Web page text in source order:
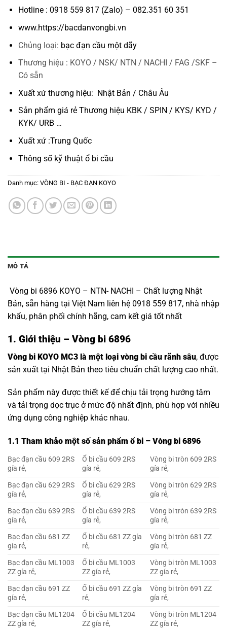
Hotline : 0918 559 817 (Zalo) – 082.351 60 351
www.https://bacdanvongbi.vn
Chủng loại: bạc đạn cầu một dãy
Thương hiệu : KOYO / NSK/ NTN / NACHI / FAG /SKF –
Có sẵn
Xuất xứ thương hiệu: Nhật Bản / Châu Âu
Sản phẩm giá rẻ Thương hiệu KBK / SPIN / KYS/ KYD /
KYK/ URB …
Xuất xứ :Trung Quốc
Thông số kỹ thuậtổ bi cầu
Danh mục: VÒNG BI - BẠC ĐẠN KOYO
MÔ TẢ
Vòng bi 6896 KOYO – NTN- NACHI – Chất lượng Nhật
Bản, sẵn hàng tại Việt Nam liên hệ 0918 559 817, nhà nhập
khẩu, phân phối chính hãng, cam kết giá tốt nhất
1. Giới thiệu – Vòng bi 6896
Vòng bi KOYO MC3 là một loại vòng bi cầu rãnh sâu, được
sản xuất tại Nhật Bản theo tiêu chuẩn chất lượng cao nhất.
Sản phẩm này được thiết kế để chịu tải trọng hướng tâm
và tải trọng dọc trục ở mức độ nhất định, phù hợp với nhiều
ứng dụng công nghiệp khác nhau.
1.1 Tham khảo một số sản phẩm ổ bi – Vòng bi 6896
Bạc đạn cầu 609 2RS
gía rẻ,
Ổ bi cầu 609 2RS
gía rẻ,
Vòng bi tròn 609 2RS
gía rẻ,
Bạc đạn cầu 629 2RS
gía rẻ,
Ổ bi cầu 629 2RS
gía rẻ,
Vòng bi tròn 629 2RS
gía rẻ,
Bạc đạn cầu 639 2RS
gía rẻ,
Ổ bi cầu 639 2RS
gía rẻ,
Vòng bi tròn 639 2RS
gía rẻ,
Bạc đạn cầu 681 ZZ
gía rẻ,
Ổ bi cầu 681 ZZ gía
rẻ,
Vòng bi tròn 681 ZZ
gía rẻ,
Bạc đạn cầu ML1003
ZZ gía rẻ,
Ổ bi cầu ML1003
ZZ gía rẻ,
Vòng bi tròn ML1003
ZZ gía rẻ,
Bạc đạn cầu 691 ZZ
gía rẻ,
Ổ bi cầu 691 ZZ gía
rẻ,
Vòng bi tròn 691 ZZ
gía rẻ,
Bạc đạn cầu ML1204
ZZ gía rẻ,
Ổ bi cầu ML1204
ZZ gía rẻ,
Vòng bi tròn ML1204
ZZ gía rẻ,